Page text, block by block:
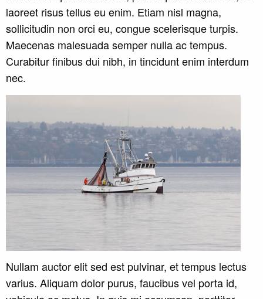
laoreet risus tellus eu enim. Etiam nisl magna,
sollicitudin non orci eu, congue scelerisque turpis.
Maecenas malesuada semper nulla ac tempus.
Curabitur finibus dui nibh, in tincidunt enim interdum
nec.
Nullam auctor elit sed est pulvinar, et tempus lectus
varius. Aliquam dolor purus, faucibus vel porta id,